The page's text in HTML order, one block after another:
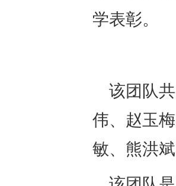
学表彰。
该团队
伟、赵玉
敏、熊洪